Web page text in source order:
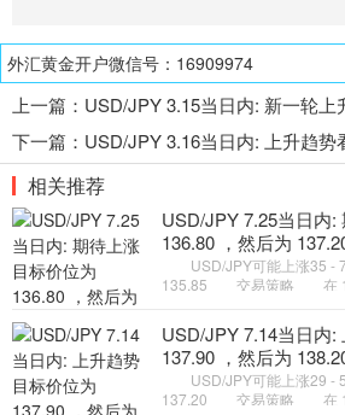
外汇黄金开户微信号：16909974
上一篇： USD/JPY 3.15当日内: 新一轮上
然后为 118.80
下一篇： USD/JPY 3.16当日内: 上升趋势
118.75
相关推荐
USD/JPY 7.25当日内:
136.80 ，然后为
USD/JPY可能上涨
135.85 交易策略 在
135.85 下，看空，目标价
USD/JPY 7.14当日内:
137.90 ，然后为
USD/JPY可能上涨
137.20 交易策略 在